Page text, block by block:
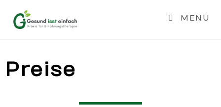
MENÜ
PREISE
Preise